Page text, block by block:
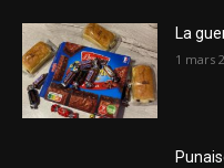
La
1 mars